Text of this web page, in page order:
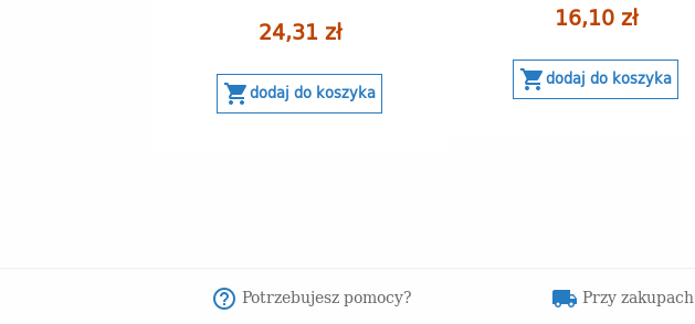
24,31 zł
shopping_cartdodaj do koszyka
16,10 zł
shopping_cartdodaj do koszyka
help_outline Potrzebujesz pomocy? local_shipping Przy zakupach